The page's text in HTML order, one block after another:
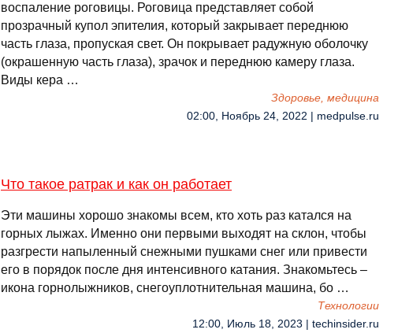
воспаление роговицы. Роговица представляет собой
прозрачный купол эпителия, который закрывает переднюю
часть глаза, пропуская свет. Он покрывает радужную оболочку
(окрашенную часть глаза), зрачок и переднюю камеру глаза.
Виды кера …
Здоровье, медицина
02:00, Ноябрь 24, 2022 | medpulse.ru
Что такое ратрак и как он работает
Эти машины хорошо знакомы всем, кто хоть раз катался на
горных лыжах. Именно они первыми выходят на склон, чтобы
разгрести напыленный снежными пушками снег или привести
его в порядок после дня интенсивного катания. Знакомьтесь –
икона горнолыжников, снегоуплотнительная машина, бо …
Технологии
12:00, Июль 18, 2023 | techinsider.ru